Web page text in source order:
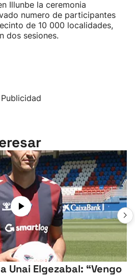
Illunbe la ceremonia
numero de participantes
de 10 000 localidades,
dos sesiones.
Publicidad
Unai Elgezabal: “Vengo